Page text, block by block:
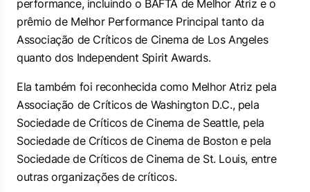
performance, incluindo o BAFTA de Melhor Atriz e o
prêmio de Melhor Performance Principal tanto da
Associação de Críticos de Cinema de Los Angeles
quanto dos Independent Spirit Awards.
Ela também foi reconhecida como Melhor Atriz pela
Associação de Críticos de Washington D.C., pela
Sociedade de Críticos de Cinema de Seattle, pela
Sociedade de Críticos de Cinema de Boston e pela
Sociedade de Críticos de Cinema de St. Louis, entre
outras organizações de críticos.